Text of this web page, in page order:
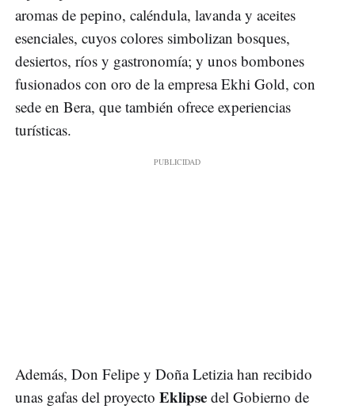
aromas de pepino, caléndula, lavanda y aceites
esenciales, cuyos colores simbolizan bosques,
desiertos, ríos y gastronomía; y unos bombones
fusionados con oro de la empresa Ekhi Gold, con
sede en Bera, que también ofrece experiencias
turísticas.
Además, Don Felipe y Doña Letizia han recibido
unas gafas del proyecto Eklipse del Gobierno de